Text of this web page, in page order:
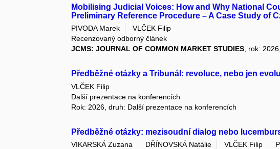
Mobilising Judicial Voices: How and Why National
Preliminary Reference Procedure – A Case Study of
PIVODA Marek
VLČEK Filip
Recenzovaný odborný článek
JCMS: JOURNAL OF COMMON MARKET STUDIES, rok:
Předběžné otázky a Tribunál: revoluce, nebo jen
VLČEK Filip
Další prezentace na konferencích
Rok: 2026, druh: Další prezentace na konferencích
Předběžné otázky: mezisoudní dialog nebo
VIKARSKÁ Zuzana DŘÍNOVSKÁ Natálie VLČEK Filip